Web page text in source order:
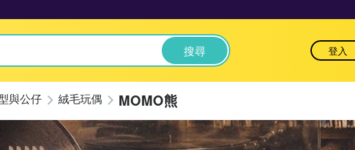
搜尋 登入
與公仔 絨毛玩偶 MOMO熊